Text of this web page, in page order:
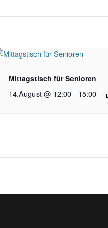
Mittagstisch für Senioren
14.August @ 12:00- 15:00